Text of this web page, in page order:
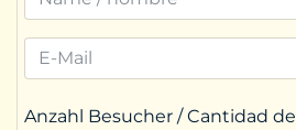
Anzahl Besucher / Cantidad de